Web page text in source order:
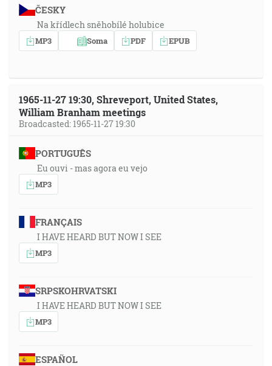
ČESKY
Na křídlech sněhobílé holubice
MP3 Soma PDF EPUB
1965-11-27 19:30, Shreveport, United States,
William Branham meetings
Broadcasted: 1965-11-27 19:30
PORTUGUÊS
Eu ouvi - mas agora eu vejo
MP3
FRANÇAIS
I HAVE HEARD BUT NOW I SEE
MP3
SRPSKOHRVATSKI
I HAVE HEARD BUT NOW I SEE
MP3
ESPAÑOL